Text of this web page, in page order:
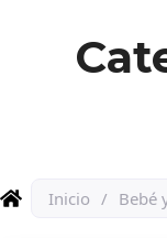
Inicio / Bebé